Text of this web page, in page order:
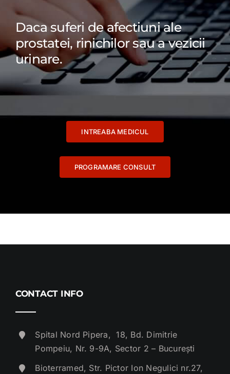
Daca suferi de afectiuni ale
prostatei, rinichilor sau a vezicii
urinare.
INTREABA MEDICUL
PROGRAMARE CONSULT
CONTACT INFO
Spital Nord Pipera, 18, Bd. Dimitrie
Pompeiu, Nr. 9-9A, Sector 2 – București
Bioterramed, Str. Pictor Ion Negulici nr.27,